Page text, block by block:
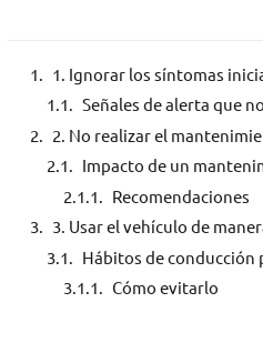
1. Ignorar los síntomas
Señales de alerta que
2. No realizar el
Impacto de un
Recomendaciones
3. Usar el vehículo de
Hábitos de conducción
Cómo evitarlo